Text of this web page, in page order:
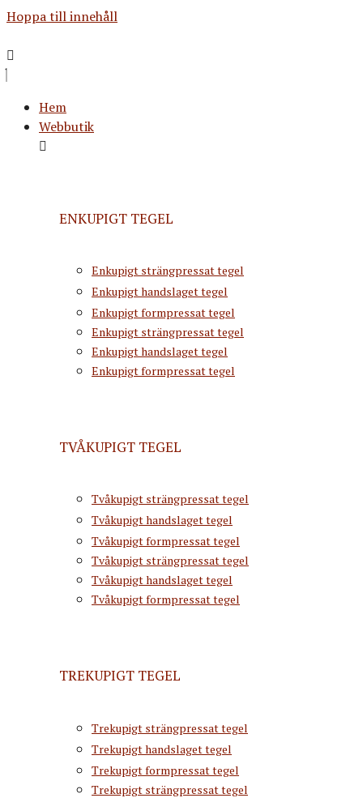
Hoppa till innehåll
Hem
Webbutik
ENKUPIGT TEGEL
Enkupigt strängpressat tegel
Enkupigt handslaget tegel
Enkupigt formpressat tegel
Enkupigt strängpressat tegel
Enkupigt handslaget tegel
Enkupigt formpressat tegel
TVÅKUPIGT TEGEL
Tvåkupigt strängpressat tegel
Tvåkupigt handslaget tegel
Tvåkupigt formpressat tegel
Tvåkupigt strängpressat tegel
Tvåkupigt handslaget tegel
Tvåkupigt formpressat tegel
TREKUPIGT TEGEL
Trekupigt strängpressat tegel
Trekupigt handslaget tegel
Trekupigt formpressat tegel
Trekupigt strängpressat tegel